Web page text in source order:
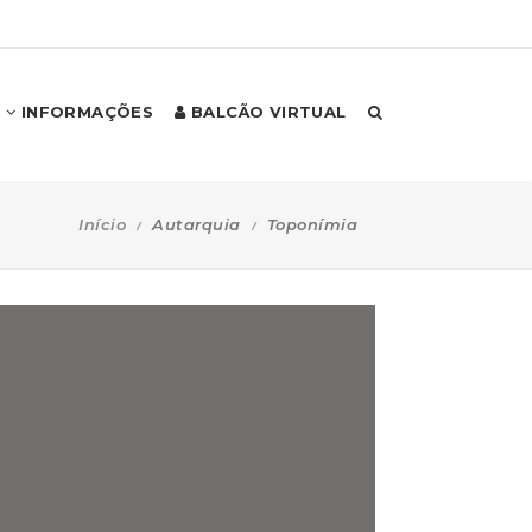
INFORMAÇÕES BALCÃO VIRTUAL
Início Autarquia Toponímia